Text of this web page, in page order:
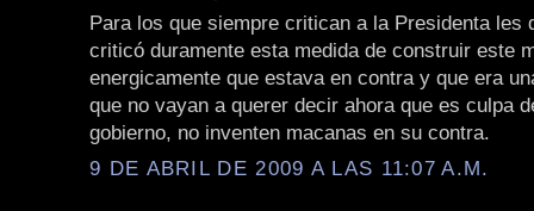
Para los que siempre critican a la Presidenta les
criticó duramente esta medida de construir este
energicamente que estava en contra y que era
que no vayan a querer decir ahora que es culpa
gobierno, no inventen macanas en su contra.
9 DE ABRIL DE 2009 A LAS 11:07 A.M.